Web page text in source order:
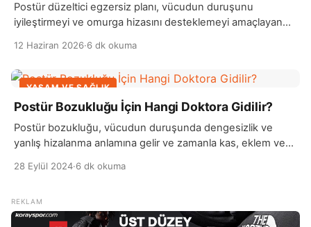
Postür düzeltici egzersiz planı, vücudun duruşunu
iyileştirmeyi ve omurga hizasını desteklemeyi amaçlayan
12 Haziran 2026·6 dk okuma
YAŞAM VE SAĞLIK
Postür Bozukluğu İçin Hangi Doktora Gidilir?
Postür bozukluğu, vücudun duruşunda dengesizlik ve
yanlış hizalanma anlamına gelir ve zamanla kas, eklem ve
yaşayan kişiler genellikle sırt, boyun ve omuz ağrısı, kas
durum, uzun süre yanlış oturma veya ayakta durma
alışkanlıklarından, ergonomik olmayan çalışma
28 Eylül 2024·6 dk okuma